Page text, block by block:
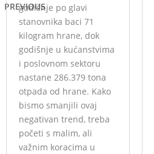
PREVIOUS
godišnje po glavi
stanovnika baci 71
kilogram hrane, dok
godišnje u kućanstvima
i poslovnom sektoru
nastane 286.379 tona
otpada od hrane. Kako
bismo smanjili ovaj
negativan trend, treba
početi s malim, ali
važnim koracima u